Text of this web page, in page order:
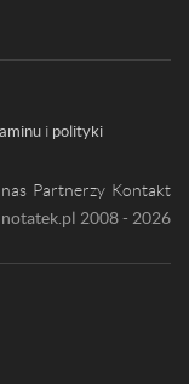
i polityki
Partnerzy Kontakt
2008 - 2026